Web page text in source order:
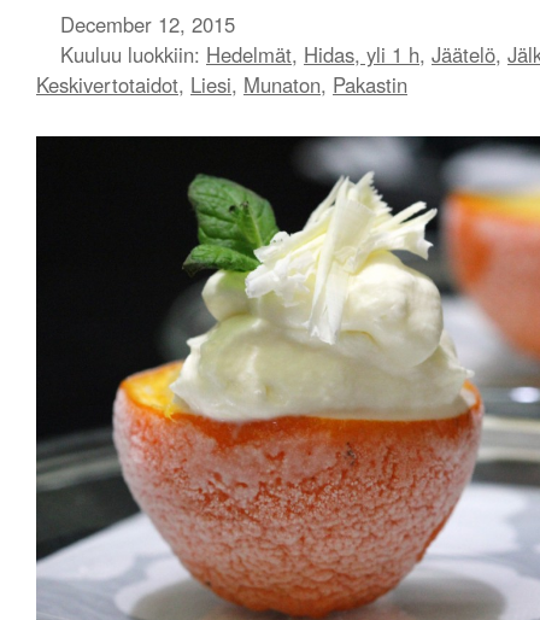
December 12, 2015
Kuuluu luokkiin: Hedelmät, Hidas, yli 1 h, Jäätelö,
Keskivertotaidot, Liesi, Munaton, Pakastin